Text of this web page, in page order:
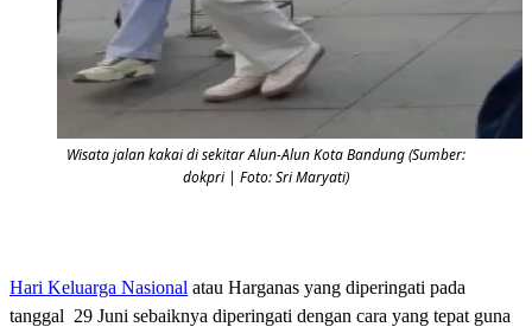
Wisata jalan kakai di sekitar Alun-Alun Kota Bandung (Sumber:
dokpri | Foto: Sri Maryati)
Hari Keluarga Nasional atau Harganas yang diperingati pada
tanggal 29 Juni sebaiknya diperingati dengan cara yang tepat guna